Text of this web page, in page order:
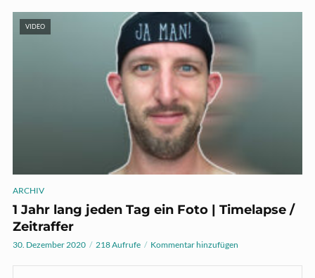
VIDEO
ARCHIV
1 Jahr lang jeden Tag ein Foto | Timelapse /
Zeitraffer
30. Dezember 2020 218 Aufrufe Kommentar hinzufügen